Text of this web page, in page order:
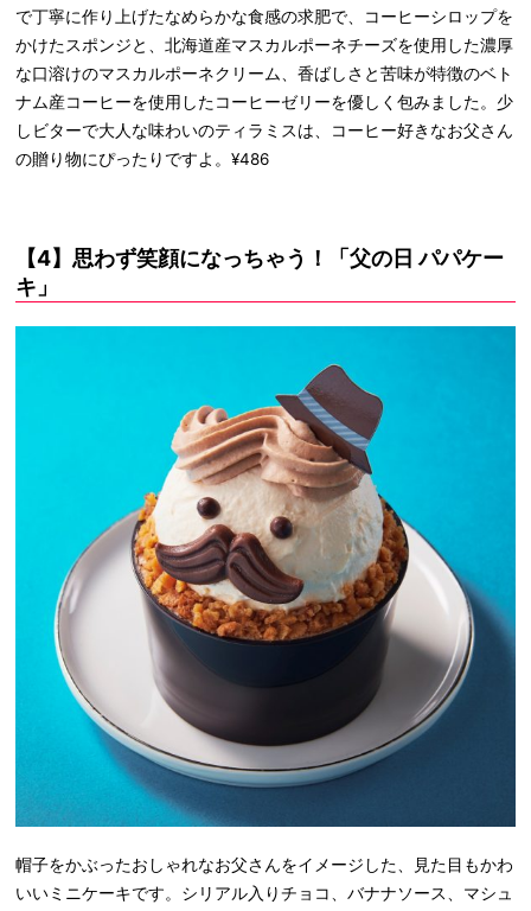
で丁寧に作り上げたなめらかな食感の求肥で、コーヒーシロップを
かけたスポンジと、北海道産マスカルポーネチーズを使用した濃厚
な口溶けのマスカルポーネクリーム、香ばしさと苦味が特徴のベト
ナム産コーヒーを使用したコーヒーゼリーを優しく包みました。少
しビターで大人な味わいのティラミスは、コーヒー好きなお父さん
の贈り物にぴったりですよ。¥486
【4】思わず笑顔になっちゃう！「父の日 パパケー
キ」
帽子をかぶったおしゃれなお父さんをイメージした、見た目もかわ
いいミニケーキです。シリアル入りチョコ、バナナソース、マシュ